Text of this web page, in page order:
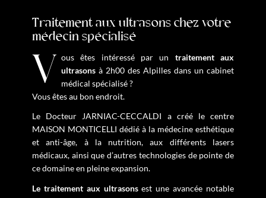
Traitement aux ultrasons chez votre
médecin spécialisé
Vous êtes intéressé par un traitement aux
ultrasonsà 2h00 des Alpilles dans un cabinet
médical spécialisé ?
Vous êtes au bon endroit.
Le Docteur JARNIAC-CECCALDI a créé le centre
MAISON MONTICELLI dédié à la médecine esthétique
et anti-âge, à la nutrition, aux différents lasers
médicaux, ainsi que d’autres technologies de pointe de
ce domaine en pleine expansion.
Le traitement aux ultrasonsest une avancée notable